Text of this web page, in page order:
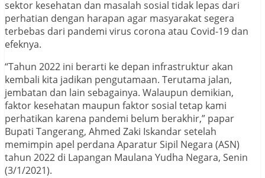
sektor kesehatan dan masalah sosial tidak lepas dari
perhatian dengan harapan agar masyarakat segera
terbebas dari pandemi virus corona atau Covid-19 dan
efeknya.
“Tahun 2022 ini berarti ke depan infrastruktur akan
kembali kita jadikan pengutamaan. Terutama jalan,
jembatan dan lain sebagainya. Walaupun demikian,
faktor kesehatan maupun faktor sosial tetap kami
perhatikan karena pandemi belum berakhir,” papar
Bupati Tangerang, Ahmed Zaki Iskandar setelah
memimpin apel perdana Aparatur Sipil Negara (ASN)
tahun 2022 di Lapangan Maulana Yudha Negara, Senin
(3/1/2021).